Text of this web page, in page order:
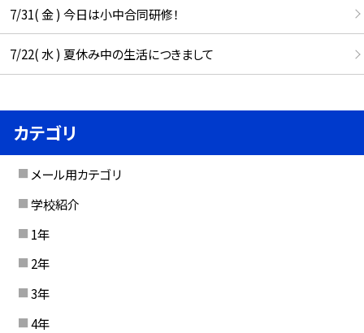
7/31( 金 ) 今日は小中合同研修！
7/22( 水 ) 夏休み中の生活につきまして
カテゴリ
メール用カテゴリ
学校紹介
1年
2年
3年
4年